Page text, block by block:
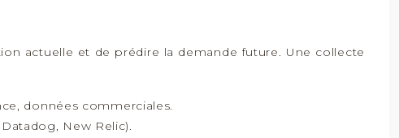
actuelle et de prédire la demande future. Une collecte
données commerciales.
New Relic).